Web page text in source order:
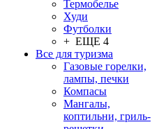
Термобелье
Худи
Футболки
+ ЕЩЕ 4
Все для туризма
Газовые горелки,
лампы, печки
Компасы
Мангалы,
коптильни, гриль-